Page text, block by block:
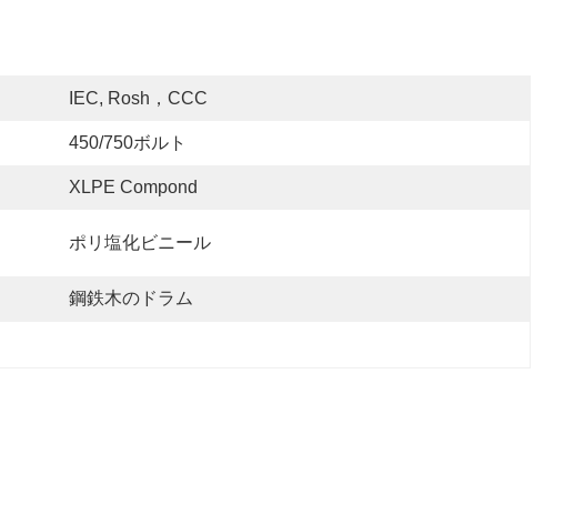
IEC, Rosh，CCC
450/750ボルト
XLPE Compond
ポリ塩化ビニール
鋼鉄木のドラム